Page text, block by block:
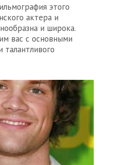
этого
актера и
и широка.
вас с основными
талантливого